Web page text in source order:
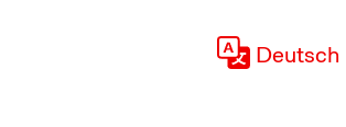
Deutsch